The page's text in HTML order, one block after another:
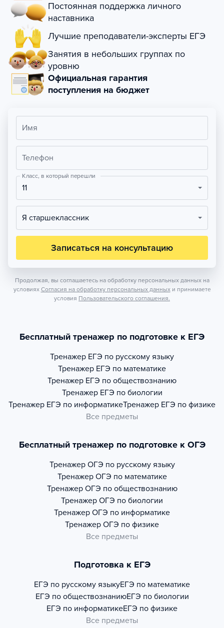
Постоянная поддержка личного
наставника
Лучшие преподаватели-эксперты ЕГЭ
Занятия в небольших группах по
уровню
Официальная гарантия
поступления на бюджет
Имя
Телефон
Класс, в который перешли
11
Я старшеклассник
Записаться на консультацию
Продолжая, вы соглашаетесь на обработку персональных данных на
условиях Согласия на обработку персональных данных и принимаете
условия Пользовательского соглашения.
Бесплатный тренажер по подготовке к ЕГЭ
Тренажер ЕГЭ по русскому языку
Тренажер ЕГЭ по математике
Тренажер ЕГЭ по обществознанию
Тренажер ЕГЭ по биологии
Тренажер ЕГЭ по информатикеТренажер ЕГЭ по физике
Все предметы
Бесплатный тренажер по подготовке к ОГЭ
Тренажер ОГЭ по русскому языку
Тренажер ОГЭ по математике
Тренажер ОГЭ по обществознанию
Тренажер ОГЭ по биологии
Тренажер ОГЭ по информатике
Тренажер ОГЭ по физике
Все предметы
Подготовка к ЕГЭ
ЕГЭ по русскому языкуЕГЭ по математике
ЕГЭ по обществознаниюЕГЭ по биологии
ЕГЭ по информатикеЕГЭ по физике
Все предметы